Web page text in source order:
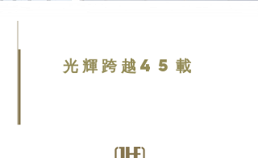
光輝跨越45載